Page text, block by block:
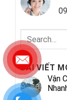
BÀI VIẾT
Vận